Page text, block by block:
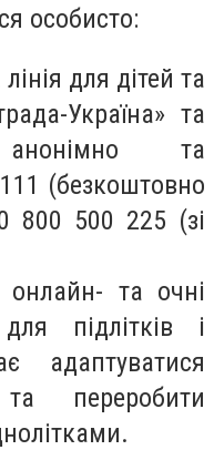
особисто:
для дітей та
Україна» та
та
(безкоштовно
800 500 225 (зі
та очні
підлітків і
адаптуватися
переробити